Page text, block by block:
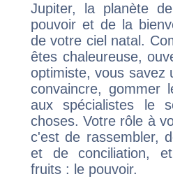
Jupiter, la planète
pouvoir et de la
de votre ciel natal.
êtes chaleureuse,
optimiste, vous savez
convaincre, gommer
aux spécialistes le
choses. Votre rôle à
c'est de rassembler,
et de conciliation,
fruits : le pouvoir.